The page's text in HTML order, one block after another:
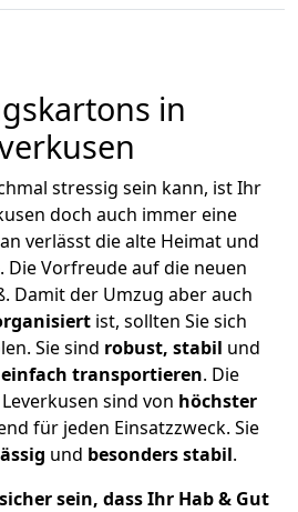
in
stressig sein kann, ist Ihr
doch auch immer eine
verlässt die alte Heimat und
Die Vorfreude auf die neuen
Damit der Umzug aber auch
ist, sollten Sie sich
Sie sind robust, stabil und
einfach transportieren. Die
sind von höchster
für jeden Einsatzzweck. Sie
und besonders stabil.
sein, dass Ihr Hab & Gut